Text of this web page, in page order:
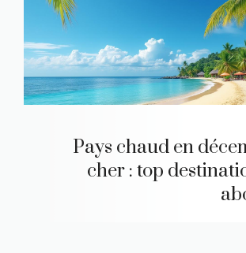
Pays chaud en
cher : top